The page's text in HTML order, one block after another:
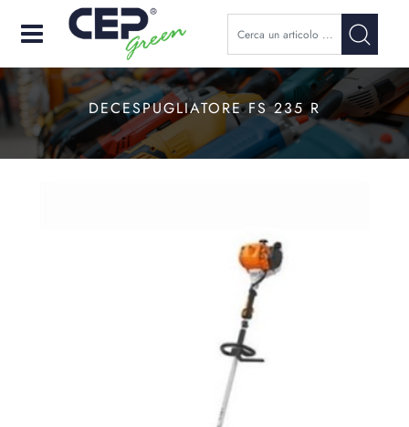
Open
DECESPUGLIATORE FS 235 R